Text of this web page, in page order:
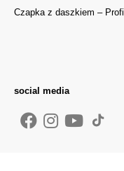
Czapka z daszkiem – Profi
social media